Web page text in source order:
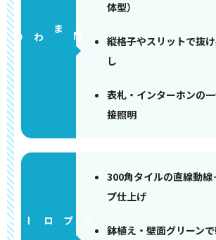
門まわり
体型）
縦格子やスリットで抜
し
表札・インターホンの
接照明
アプローチ
300角タイルの直線動線
プ仕上げ
鉢植え・壁面グリーン